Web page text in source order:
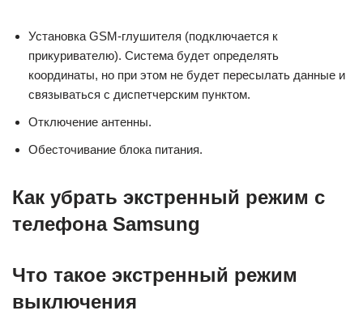
Установка GSM-глушителя (подключается к
прикуривателю). Система будет определять
координаты, но при этом не будет пересылать данные и
связываться с диспетчерским пунктом.
Отключение антенны.
Обесточивание блока питания.
Как убрать экстренный режим с
телефона Samsung
Что такое экстренный режим
выключения